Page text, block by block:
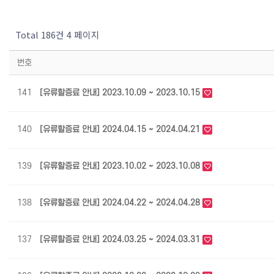
Total 186건 4 페이지
번호
141 [유류할증료 안내] 2023.10.09 ~ 2023.10.15
140 [유류할증료 안내] 2024.04.15 ~ 2024.04.21
139 [유류할증료 안내] 2023.10.02 ~ 2023.10.08
138 [유류할증료 안내] 2024.04.22 ~ 2024.04.28
137 [유류할증료 안내] 2024.03.25 ~ 2024.03.31